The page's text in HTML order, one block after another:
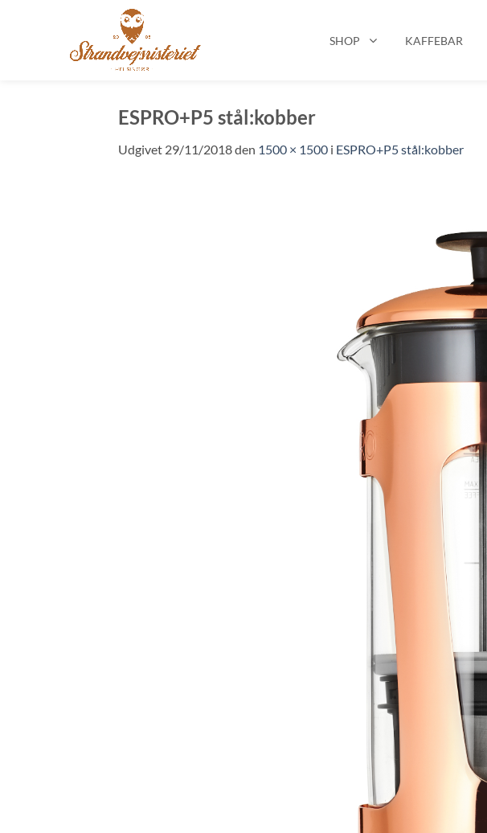
SHOP KAFFEBAR
ESPRO+P5 stål:kobber
Udgivet 29/11/2018den 1500 × 1500 i ESPRO+P5 stål:kobber